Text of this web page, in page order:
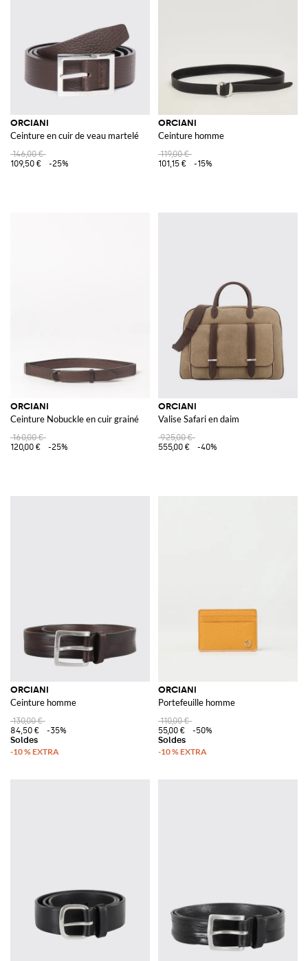
ORCIANI
Ceinture en cuir de veau martelé
146,00 €
109,50 €
-25%
ORCIANI
Ceinture homme
119,00 €
101,15 €
-15%
ORCIANI
Ceinture Nobuckle en cuir grainé
160,00 €
120,00 €
-25%
ORCIANI
Valise Safari en daim
925,00 €
555,00 €
-40%
ORCIANI
Ceinture homme
130,00 €
84,50 €
-35%
ORCIANI
Portefeuille homme
110,00 €
55,00 €
-50%